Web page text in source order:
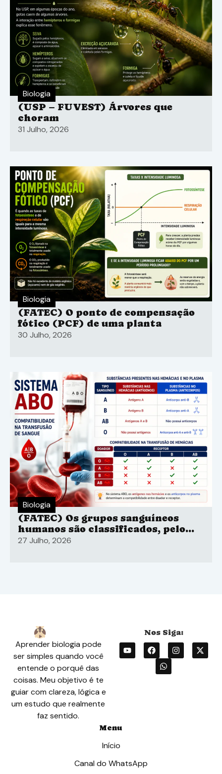
Biologia
(USP – FUVEST) Árvores que
choram
31 Julho, 2026
Biologia
(FATEC) O ponto de compensação
fótico (PCF) de uma planta
30 Julho, 2026
Biologia
(FATEC) Os grupos sanguíneos
humanos são classificados, pelo
sistema ABO
27 Julho, 2026
Aprender biologia pode
ser simples quando você
entende o porquê das
coisas. Meu objetivo é te
guiar com clareza, lógica e
um estudo que realmente
faz sentido.
Menu
Início
Canal do WhatsApp